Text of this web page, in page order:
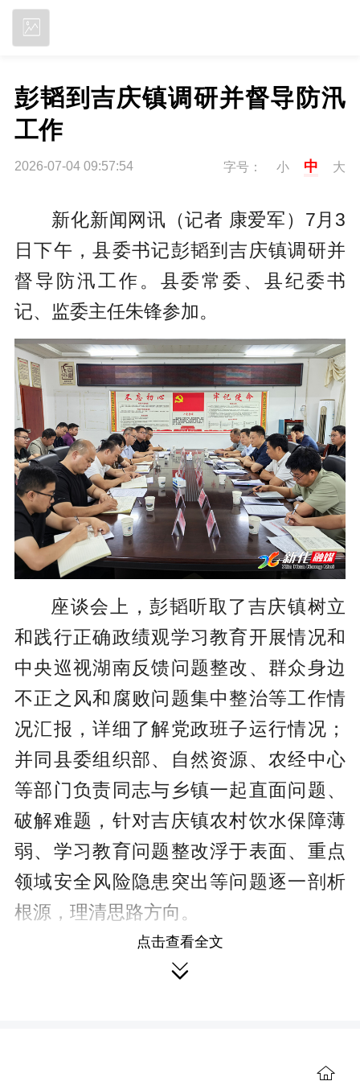
彭韬到吉庆镇调研并督导防汛
工作
2026-07-04 09:57:54 字号： 小 中 大
新化新闻网讯（记者 康爱军）7月3
日下午，县委书记彭韬到吉庆镇调研并
督导防汛工作。县委常委、县纪委书
记、监委主任朱锋参加。
座谈会上，彭韬听取了吉庆镇树立
和践行正确政绩观学习教育开展情况和
中央巡视湖南反馈问题整改、群众身边
不正之风和腐败问题集中整治等工作情
况汇报，详细了解党政班子运行情况；
并同县委组织部、自然资源、农经中心
等部门负责同志与乡镇一起直面问题、
破解难题，针对吉庆镇农村饮水保障薄
弱、学习教育问题整改浮于表面、重点
领域安全风险隐患突出等问题逐一剖析
根源，理清思路方向。
彭韬强调，要进一步提高政治站
位，深入学习贯彻习近平党建思想、习
点击查看全文
